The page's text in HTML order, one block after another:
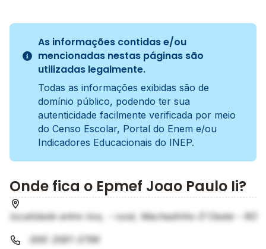
As informações contidas e/ou
mencionadas nestas páginas são
utilizadas legalmente.
Todas as informações exibidas são de
domínio público, podendo ter sua
autenticidade facilmente verificada por meio
do Censo Escolar, Portal do Enem e/ou
Indicadores Educacionais do INEP.
Onde fica o Epmef Joao Paulo Ii?
localidade entre rios, - rural, Machadinho D'Oeste - RO
(69) 3581-3796